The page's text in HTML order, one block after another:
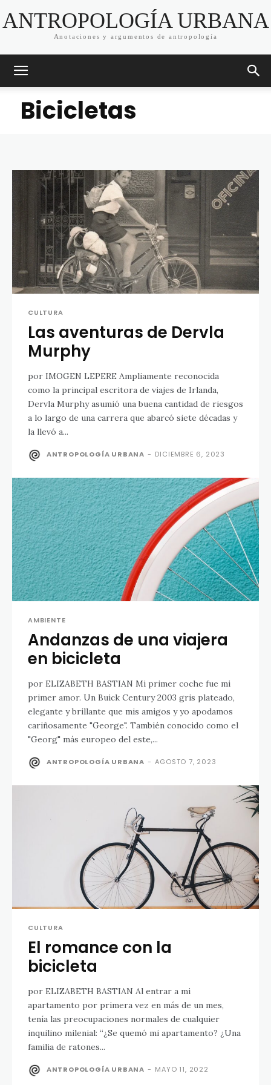
ANTROPOLOGÍA URBANA
Anotaciones y argumentos de antropología
Bicicletas
CULTURA
Las aventuras de Dervla
Murphy
por IMOGEN LEPERE Ampliamente reconocida
como la principal escritora de viajes de Irlanda,
Dervla Murphy asumió una buena cantidad de riesgos
a lo largo de una carrera que abarcó siete décadas y
la llevó a...
ANTROPOLOGÍA URBANA - DICIEMBRE 6, 2023
AMBIENTE
Andanzas de una viajera
en bicicleta
por ELIZABETH BASTIAN Mi primer coche fue mi
primer amor. Un Buick Century 2003 gris plateado,
elegante y brillante que mis amigos y yo apodamos
cariñosamente "George". También conocido como el
"Georg" más europeo del este,...
ANTROPOLOGÍA URBANA - AGOSTO 7, 2023
CULTURA
El romance con la
bicicleta
por ELIZABETH BASTIAN Al entrar a mi
apartamento por primera vez en más de un mes,
tenía las preocupaciones normales de cualquier
inquilino milenial: “¿Se quemó mi apartamento? ¿Una
familia de ratones...
ANTROPOLOGÍA URBANA - MAYO 11, 2022